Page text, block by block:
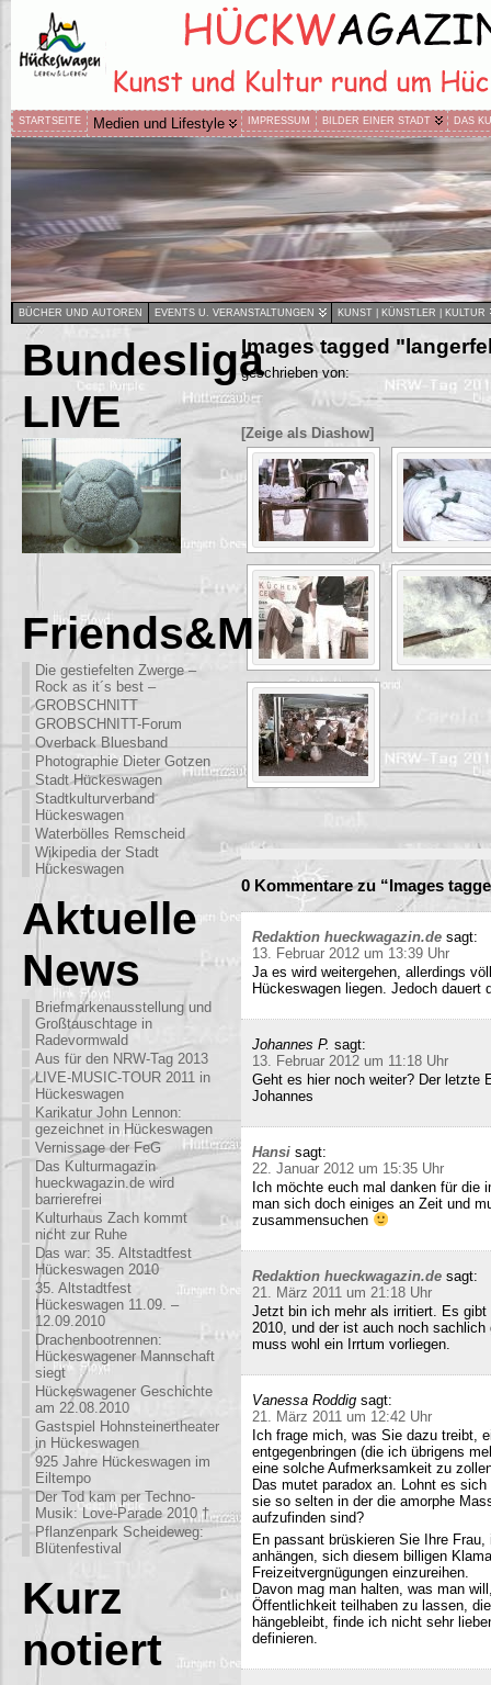
STARTSEITE Medien und Lifestyle IMPRESSUM BILDER EINER STADT DAS
BÜCHER UND AUTOREN EVENTS U. VERANSTALTUNGEN KUNST | KÜNSTLER | KULTUR
Bundesliga
LIVE
Friends&More
Die gestiefelten Zwerge –
Rock as it´s best –
GROBSCHNITT
GROBSCHNITT-Forum
Overback Bluesband
Photographie Dieter Gotzen
Stadt Hückeswagen
Stadtkulturverband
Hückeswagen
Waterbölles Remscheid
Wikipedia der Stadt
Hückeswagen
Aktuelle
News
Briefmarkenausstellung und
Großtauschtage in
Radevormwald
Aus für den NRW-Tag 2013
LIVE-MUSIC-TOUR 2011 in
Hückeswagen
Karikatur John Lennon:
gezeichnet in Hückeswagen
Vernissage der FeG
Das Kulturmagazin
hueckwagazin.de wird
barrierefrei
Kulturhaus Zach kommt
nicht zur Ruhe
Das war: 35. Altstadtfest
Hückeswagen 2010
35. Altstadtfest
Hückeswagen 11.09. –
12.09.2010
Drachenbootrennen:
Hückeswagener Mannschaft
siegt
Hückeswagener Geschichte
am 22.08.2010
Gastspiel Hohnsteinertheater
in Hückeswagen
925 Jahre Hückeswagen im
Eiltempo
Der Tod kam per Techno-
Musik: Love-Parade 2010 †
Pflanzenpark Scheideweg:
Blütenfestival
Kurz
notiert
Images tagged
geschrieben von:
[Zeige als Diashow]
0 Kommentare zu “Images
Redaktion hueckwagazin.de sagt:
13. Februar 2012 um 13:39 Uhr
Ja es wird weitergehen, allerdings
Hückeswagen liegen. Jedoch
Johannes P. sagt:
13. Februar 2012 um 11:18 Uhr
Geht es hier noch weiter? Der letzte
Johannes
Hansi sagt:
22. Januar 2012 um 15:35 Uhr
Ich möchte euch mal danken für die
man sich doch einiges an Zeit und
zusammensuchen
Redaktion hueckwagazin.de sagt:
21. März 2011 um 21:18 Uhr
Jetzt bin ich mehr als irritiert. Es gibt
2010, und der ist auch noch
muss wohl ein Irrtum vorliegen.
Vanessa Roddig sagt:
21. März 2011 um 12:42 Uhr
Ich frage mich, was Sie dazu treibt,
entgegenbringen (die ich übrigens
eine solche Aufmerksamkeit zu
Das mutet paradox an. Lohnt es
sie so selten in der die amorphe
aufzufinden sind?
En passant brüskieren Sie Ihre
anhängen, sich diesem billigen
Freizeitvergnügungen einzureihen.
Davon mag man halten, was man
Öffentlichkeit teilhaben zu lassen,
hängebleibt, finde ich nicht sehr
definieren.